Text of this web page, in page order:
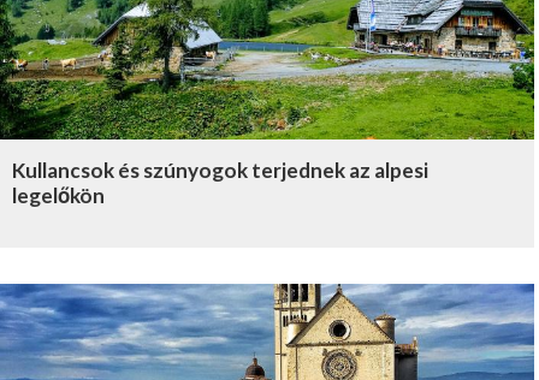
Kullancsok és szúnyogok terjednek az alpesi
legelőkön